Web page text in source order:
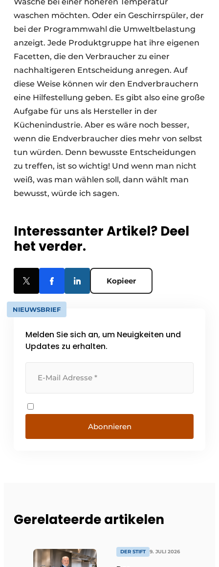
waschen möchten. Oder ein Geschirrspüler, der
bei der Programmwahl die Umweltbelastung
anzeigt. Jede Produktgruppe hat ihre eigenen
Facetten, die den Verbraucher zu einer
nachhaltigeren Entscheidung anregen. Auf
diese Weise können wir den Endverbrauchern
eine Hilfestellung geben. Es gibt also eine große
Aufgabe für uns als Hersteller in der
Küchenindustrie. Aber es wäre noch besser,
wenn die Endverbraucher dies mehr von selbst
tun würden. Denn bewusste Entscheidungen
zu treffen, ist so wichtig! Und wenn man nicht
weiß, was man wählen soll, dann wählt man
bewusst, würde ich sagen.
Interessanter Artikel? Deel
het verder.
Kopieer
NIEUWSBRIEF
Melden Sie sich an, um Neuigkeiten und
Updates zu erhalten.
Abonnieren
Gerelateerde artikelen
DER STIFT 9. JULI 2026